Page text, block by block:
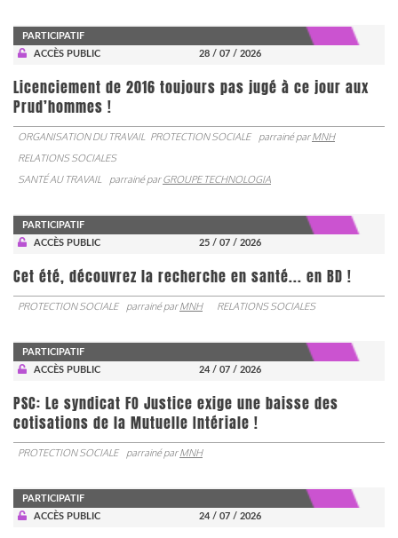
PARTICIPATIF
ACCÈS PUBLIC
28 / 07 / 2026
Licenciement de 2016 toujours pas jugé à ce jour aux
Prud’hommes !
ORGANISATION DU TRAVAIL PROTECTION SOCIALE parrainé parMNH
RELATIONS SOCIALES
SANTÉ AU TRAVAIL
parrainé parGROUPE TECHNOLOGIA
PARTICIPATIF
ACCÈS PUBLIC
25 / 07 / 2026
Cet été, découvrez la recherche en santé... en BD !
PROTECTION SOCIALE parrainé parMNH RELATIONS SOCIALES
PARTICIPATIF
ACCÈS PUBLIC
24 / 07 / 2026
PSC: Le syndicat FO Justice exige une baisse des
cotisations de la Mutuelle Intériale !
PROTECTION SOCIALE parrainé parMNH
PARTICIPATIF
ACCÈS PUBLIC
24 / 07 / 2026